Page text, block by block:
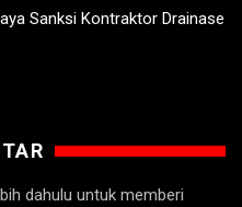
Sanksi Kontraktor Drainase
dahulu untuk memberi